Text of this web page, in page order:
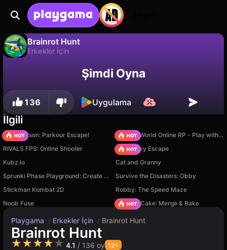
Brainrot Hunt
Erkekler İçin
İlerlemeyi kaydet! Hayır
Şimdi Oyna
136 Uygulama
İlgili
Barry Prison: Parkour Escape!
Sprunki World Online RP - Play with Friends!
RIVALS FPS: Online Shooter
Your Obby Escape
Kubz.io
Cat and Granny
Sprunki Phase Playground: Create Sprunki and Music
Survive the Disasters: Obby
Stickman Kombat 2D
Robby: The Speed Maze
Noob Fuse
Piece of Cake: Merge & Bake
Playgama / Erkekler İçin / Brainrot Hunt
Brainrot Hunt
★★★★★ 4.1 / 136 oy 12+